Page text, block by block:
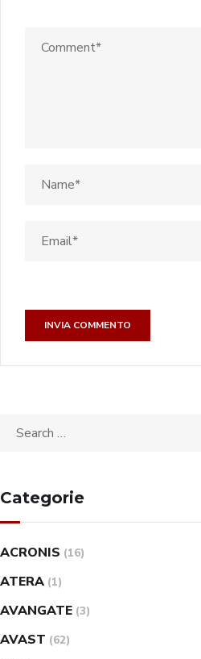
Categorie
ACRONIS (16)
ATERA (1)
AVANGATE (3)
AVAST (62)